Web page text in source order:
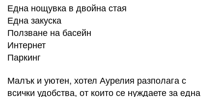
Една нощувка в двойна стая
Една закуска
Ползване на басейн
Интернет
Паркинг
Малък и уютен, хотел Аурелия разполага с
всички удобства, от които се нуждаете за една